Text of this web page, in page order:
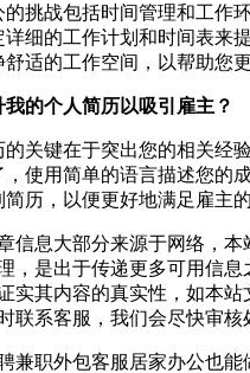
的挑战包括时间管理和工作
详细的工作计划和时间表来
适的工作空间，以帮助您
我的个人简历以吸引雇主？
的关键在于突出您的相关经
，使用简单的语言描述您的
历，以便更好地满足雇主的
信息大部分来源于网络，
，是出于传递更多可用信息
实其内容的真实性，如本站
联系客服，我们会尽快审核
兼职外包客服居家办公也